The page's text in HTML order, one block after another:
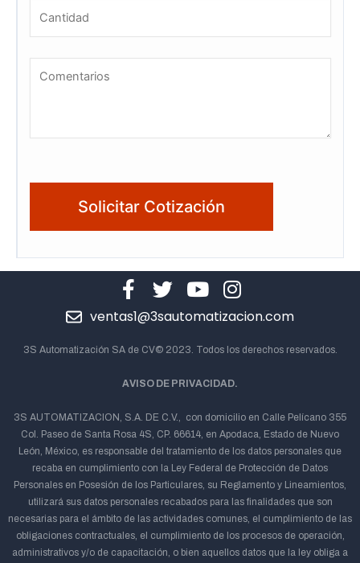
ventas1@3sautomatizacion.com
3S Automatización SA de CV© 2023. Todos los derechos reservados.
AVISO DE PRIVACIDAD.
3S AUTOMATIZACION, S.A. DE C.V., con domicilio en Calle Pelícano 355
Col. Paseo de Santa Rosa 4S, CP. 66614, en Apodaca, Estado de Nuevo
León, México, es responsable del tratamiento de los datos personales que
recaba en cumplimiento con la Ley Federal de Protección de Datos
Personales en Posesión de los Particulares, su Reglamento y Lineamientos,
utilizará sus datos personales recabados para las finalidades que son
necesarias para el ámbito de las actividades comunes, el cumplimiento de las
obligaciones contractuales, el cumplimiento de los procesos de operación,
administrativos y/o de capacitación, o bien aquellos datos que la ley obliga a